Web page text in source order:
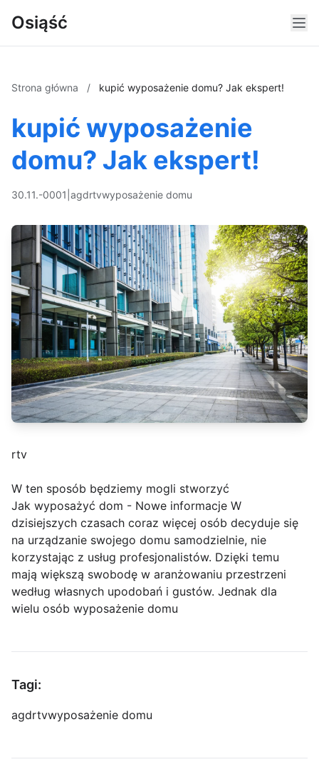
Osiąść
Strona główna / kupić wyposażenie domu? Jak ekspert!
kupić wyposażenie
domu? Jak ekspert!
30.11.-0001 agdrtvwyposażenie domu
rtv
W ten sposób będziemy mogli stworzyć
Jak wyposażyć dom - Nowe informacje W
dzisiejszych czasach coraz więcej osób decyduje się
na urządzanie swojego domu samodzielnie, nie
korzystając z usług profesjonalistów. Dzięki temu
mają większą swobodę w aranżowaniu przestrzeni
według własnych upodobań i gustów. Jednak dla
wielu osób wyposażenie domu
Tagi:
agdrtvwyposażenie domu